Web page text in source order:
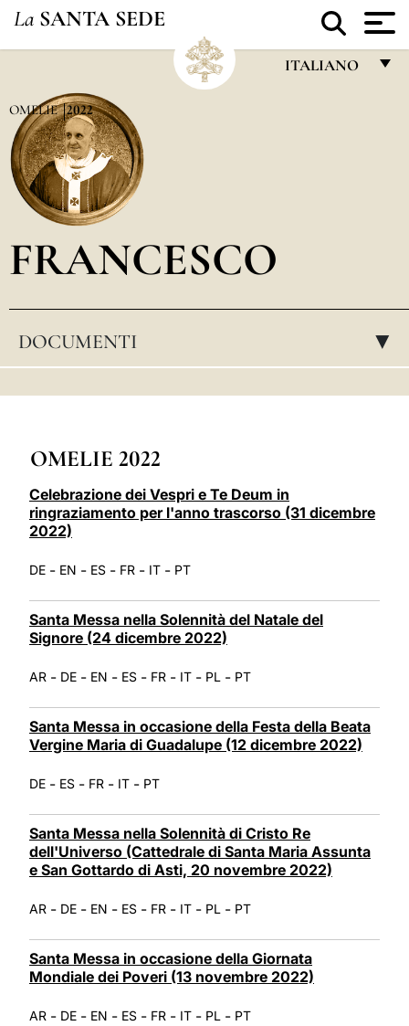
La SANTA SEDE
ITALIANO
POLSKI
OMELIE 2022
FRANCESCO
DOCUMENTI ▸
OMELIE 2022
Celebrazione dei Vespri e Te Deum in
ringraziamento per l'anno trascorso (31 dicembre
2022)
DE - EN - ES - FR - IT - PT
Santa Messa nella Solennità del Natale del
Signore (24 dicembre 2022)
AR - DE - EN - ES - FR - IT - PL - PT
Santa Messa in occasione della Festa della Beata
Vergine Maria di Guadalupe (12 dicembre 2022)
DE - ES - FR - IT - PT
Santa Messa nella Solennità di Cristo Re
dell'Universo (Cattedrale di Santa Maria Assunta
e San Gottardo di Asti, 20 novembre 2022)
AR - DE - EN - ES - FR - IT - PL - PT
Santa Messa in occasione della Giornata
Mondiale dei Poveri (13 novembre 2022)
AR - DE - EN - ES - FR - IT - PL - PT